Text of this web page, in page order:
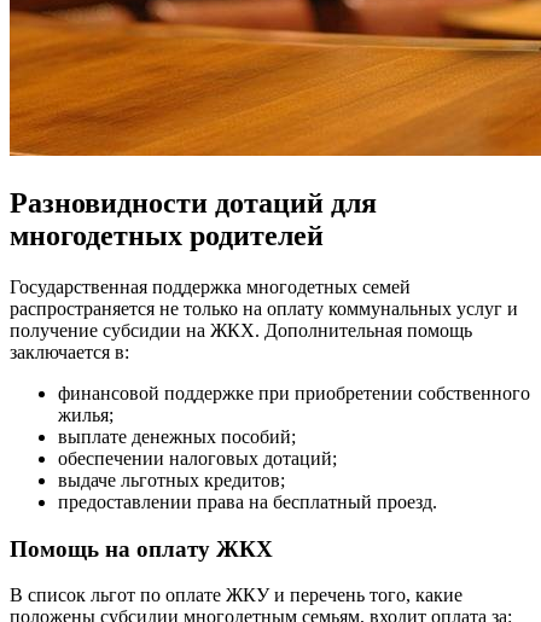
Разновидности дотаций для
многодетных родителей
Государственная поддержка многодетных семей
распространяется не только на оплату коммунальных услуг и
получение субсидии на ЖКХ. Дополнительная помощь
заключается в:
финансовой поддержке при приобретении собственного
жилья;
выплате денежных пособий;
обеспечении налоговых дотаций;
выдаче льготных кредитов;
предоставлении права на бесплатный проезд.
Помощь на оплату ЖКХ
В список льгот по оплате ЖКУ и перечень того, какие
положены субсидии многодетным семьям, входит оплата за: